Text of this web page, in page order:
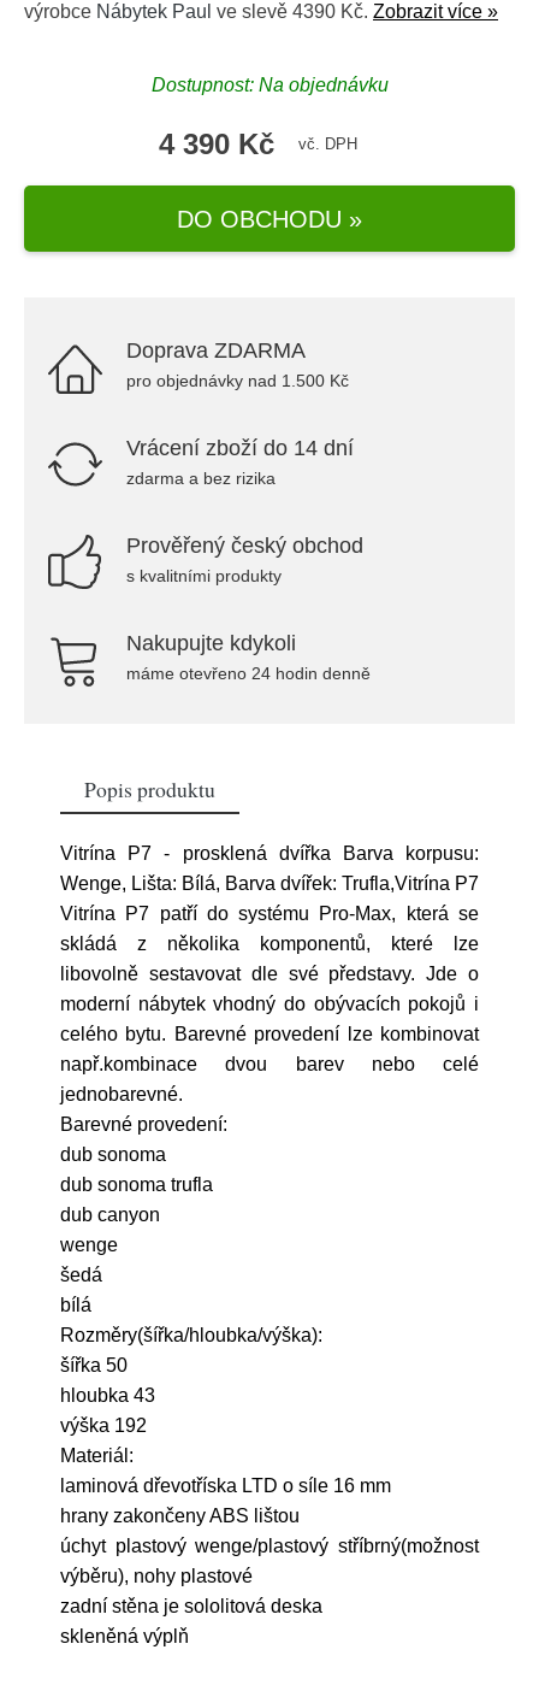
výrobce Nábytek Paul ve slevě 4390 Kč. Zobrazit více »
Dostupnost: Na objednávku
4 390 Kč vč. DPH
DO OBCHODU »
Doprava ZDARMA
pro objednávky nad 1.500 Kč
Vrácení zboží do 14 dní
zdarma a bez rizika
Prověřený český obchod
s kvalitními produkty
Nakupujte kdykoli
máme otevřeno 24 hodin denně
Popis produktu
Vitrína P7 - prosklená dvířka Barva korpusu:
Wenge, Lišta: Bílá, Barva dvířek: Trufla,Vitrína P7
Vitrína P7 patří do systému Pro-Max, která se
skládá z několika komponentů, které lze
libovolně sestavovat dle své představy. Jde o
moderní nábytek vhodný do obývacích pokojů i
celého bytu. Barevné provedení lze kombinovat
např.kombinace dvou barev nebo celé
jednobarevné.
Barevné provedení:
dub sonoma
dub sonoma trufla
dub canyon
wenge
šedá
bílá
Rozměry(šířka/hloubka/výška):
šířka 50
hloubka 43
výška 192
Materiál:
laminová dřevotříska LTD o síle 16 mm
hrany zakončeny ABS lištou
úchyt plastový wenge/plastový stříbrný(možnost
výběru), nohy plastové
zadní stěna je sololitová deska
skleněná výplň